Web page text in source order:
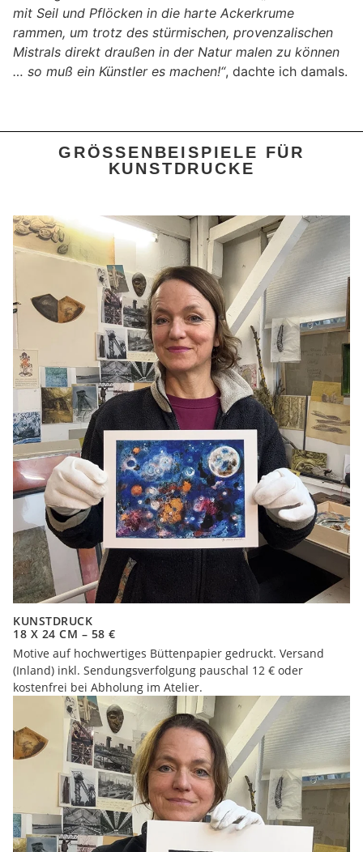
mit Seil und Pflöcken in die harte Ackerkrume
rammen, um trotz des stürmischen, proven­zalischen
Mistrals direkt draußen in der Natur malen zu können
… so muß ein Künstler es machen!“, dachte ich damals.
GRÖSSENBEISPIELE FÜR K
UNSTDRUCKE
KUNSTDRUCK
18 X 24 CM – 58 €
Motive auf hochwertiges Büttenpapier gedruckt. Versand
(Inland) inkl. Sendungsverfolgung pauschal 12 € oder
kostenfrei bei Abholung im Atelier.